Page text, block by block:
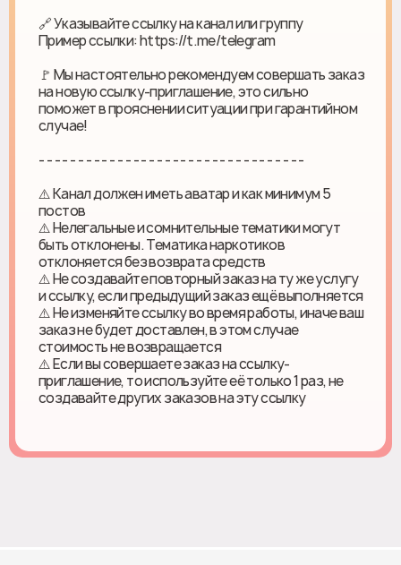
🔗 Указывайте ссылку на канал или группу
Пример ссылки: https://t.me/telegram
🚩 Мы настоятельно рекомендуем совершать заказ
на новую ссылку-приглашение, это сильно
поможет в прояснении ситуации при гарантийном
случае!
- - - - - - - - - - - - - - - - - - - - - - - - - - - - - - - - - -
⚠️ Канал должен иметь аватар и как минимум 5
постов
⚠️ Нелегальные и сомнительные тематики могут
быть отклонены. Тематика наркотиков
отклоняется без возврата средств
⚠️ Не создавайте повторный заказ на ту же услугу
и ссылку, если предыдущий заказ ещё выполняется
⚠️ Не изменяйте ссылку во время работы, иначе ваш
заказ не будет доставлен, в этом случае
стоимость не возвращается
⚠️ Если вы совершаете заказ на ссылку-
приглашение, то используйте её только 1 раз, не
создавайте других заказов на эту ссылку